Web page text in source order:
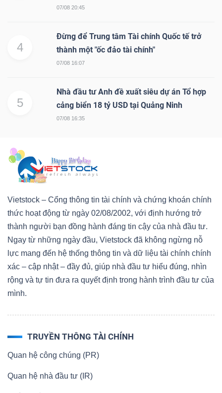
07/08 20:45
4
Đừng để Trung tâm Tài chính Quốc tế trở
thành một "ốc đảo tài chính"
07/08 16:07
5
Nhà đầu tư Anh đề xuất siêu dự án Tổ hợp
cảng biển 18 tỷ USD tại Quảng Ninh
07/08 16:35
Vietstock – Cổng thông tin tài chính và chứng khoán chính
thức hoạt động từ ngày 02/08/2002, với định hướng trở
thành người bạn đồng hành đáng tin cậy của nhà đầu tư.
Ngay từ những ngày đầu, Vietstock đã không ngừng nỗ
lực mang đến hệ thống thông tin và dữ liệu tài chính chính
xác – cập nhật – đầy đủ, giúp nhà đầu tư hiểu đúng, nhìn
rộng và tự tin đưa ra quyết định trong hành trình đầu tư của
mình.
TRUYỀN THÔNG TÀI CHÍNH
Quan hệ công chúng (PR)
Quan hệ nhà đầu tư (IR)